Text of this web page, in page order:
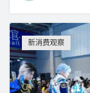
新消费观察